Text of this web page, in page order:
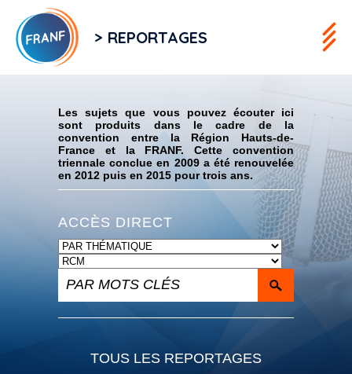
> REPORTAGES
Les sujets que vous pouvez écouter ici
sont produits dans le cadre de la
convention entre la Région Hauts-de-
France et la FRANF. Cette convention
triennale conclue en 2009 a été renouvelée
en 2012 puis en 2015 pour trois ans.
ACCÈS DIRECT
TOUS LES REPORTAGES